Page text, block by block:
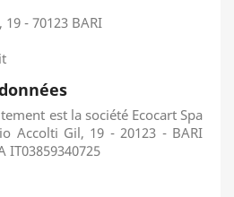
- 70123 BARI
est la société Ecocart Spa
Accolti Gil, 19 - 20123 - BARI
IT03859340725